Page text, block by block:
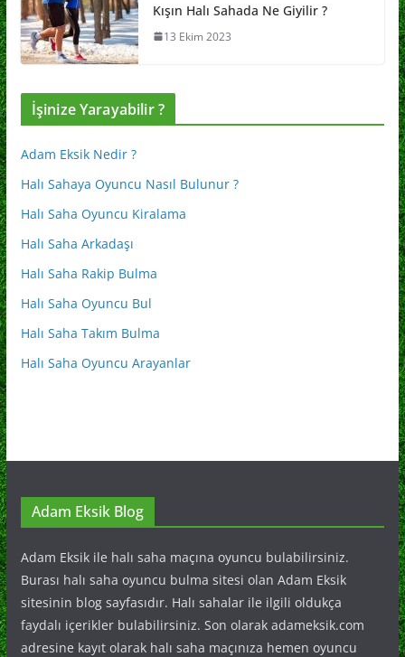
Kışın Halı Sahada Ne Giyilir ?
13 Ekim 2023
İşinize Yarayabilir ?
Adam Eksik Nedir ?
Halı Sahaya Oyuncu Nasıl Bulunur ?
Halı Saha Oyuncu Kiralama
Halı Saha Arkadaşı
Halı Saha Rakip Bulma
Halı Saha Oyuncu Bul
Halı Saha Takım Bulma
Halı Saha Oyuncu Arayanlar
Adam Eksik Blog
Adam Eksik ile halı saha maçına oyuncu bulabilirsiniz.
Burası halı saha oyuncu bulma sitesi olan Adam Eksik
sitesinin blog sayfasıdır. Halı sahalar ile ilgili oldukça
faydalı içerikler bulabilirsiniz. Son olarak adameksik.com
adresine kayıt olarak halı saha maçınıza hemen oyuncu